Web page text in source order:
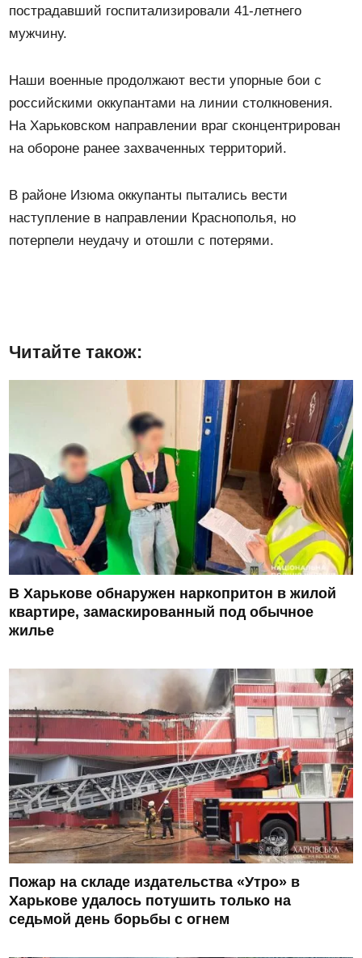
пострадавший госпитализировали 41-летнего
мужчину.
Наши военные продолжают вести упорные бои с
российскими оккупантами на линии столкновения.
На Харьковском направлении враг сконцентрирован
на обороне ранее захваченных территорий.
В районе Изюма оккупанты пытались вести
наступление в направлении Краснополья, но
потерпели неудачу и отошли с потерями.
Читайте також:
В Харькове обнаружен наркопритон в жилой
квартире, замаскированный под обычное
жилье
Пожар на складе издательства «Утро» в
Харькове удалось потушить только на
седьмой день борьбы с огнем